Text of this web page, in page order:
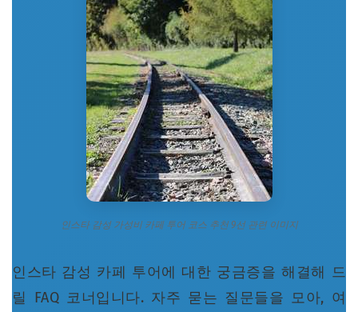
인스타 감성 가성비 카페 투어 코스 추천 9선 관련 이미지
인스타 감성 카페 투어에 대한 궁금증을 해결해 드
릴 FAQ 코너입니다. 자주 묻는 질문들을 모아, 여